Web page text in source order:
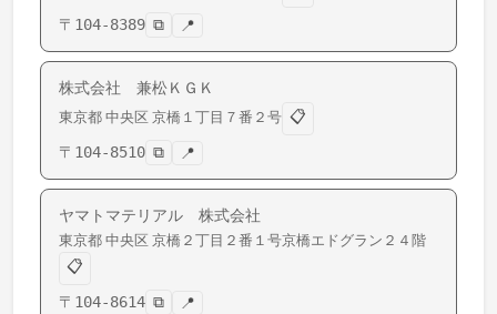
〒 104-8389 ⧉ 📍
株式会社 兼松ＫＧＫ
東京都 中央区 京橋 １丁目７番２号 📋
〒 104-8510 ⧉ 📍
ヤマトマテリアル 株式会社
東京都 中央区 京橋 ２丁目２番１号京橋エドグラン２４階
📋
〒 104-8614 ⧉ 📍